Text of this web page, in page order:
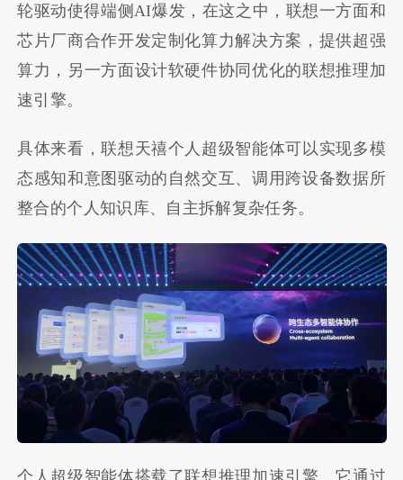
轮驱动使得端侧AI爆发，在这之中，联想一方面和
芯片厂商合作开发定制化算力解决方案，提供超强
算力，另一方面设计软硬件协同优化的联想推理加
速引擎。
具体来看，联想天禧个人超级智能体可以实现多模
态感知和意图驱动的自然交互、调用跨设备数据所
整合的个人知识库、自主拆解复杂任务。